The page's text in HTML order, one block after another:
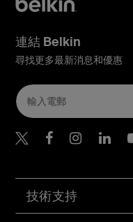
技術支持
連結 Belkin
尋找更多最新消息和優惠
Belkin
Belkin